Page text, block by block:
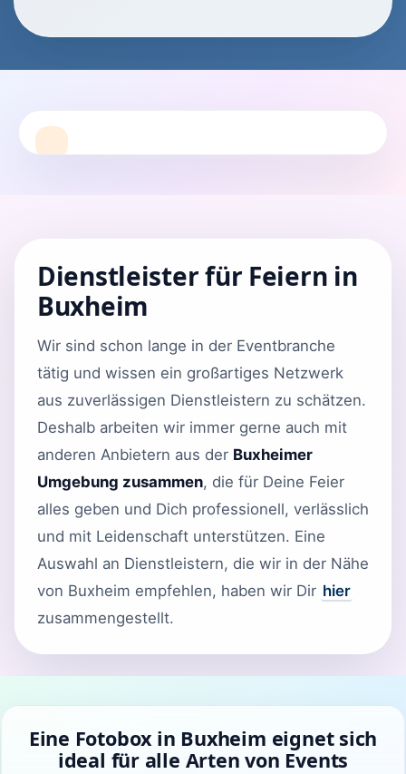
Dienstleister für Feiern in
Buxheim
Wir sind schon lange in der Eventbranche
tätig und wissen ein großartiges Netzwerk
aus zuverlässigen Dienstleistern zu schätzen.
Deshalb arbeiten wir immer gerne auch mit
anderen Anbietern aus der Buxheimer
Umgebung zusammen, die für Deine Feier
alles geben und Dich professionell, verlässlich
und mit Leidenschaft unterstützen. Eine
Auswahl an Dienstleistern, die wir in der Nähe
von Buxheim empfehlen, haben wir Dir hier
zusammengestellt.
Eine Fotobox in Buxheim eignet sich
ideal für alle Arten von Events